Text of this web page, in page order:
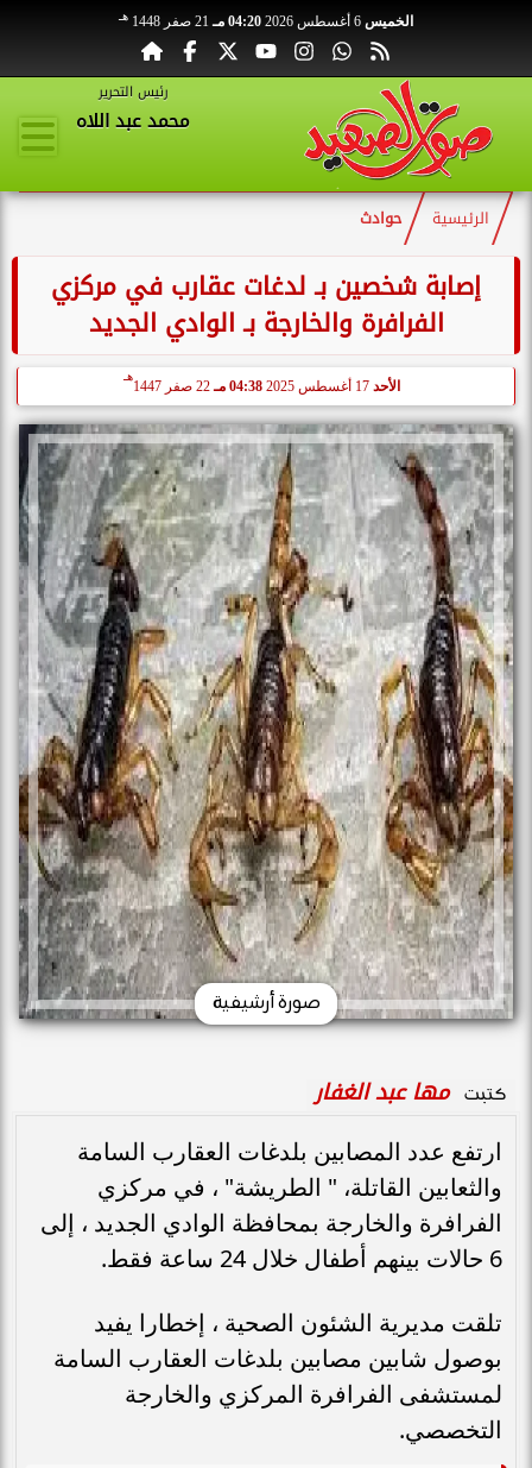
الخميس 04:20 مـ 21 صفر 1448 هـ
رئيس التحرير
محمد عبد اللاه
الرئيسية حوادث
إصابة شخصين بـ لدغات عقارب في مركزي
الفرافرة والخارجة بـ الوادي الجديد
الأحد 17 أغسطس 2025 04:38 مـ 22 صفر 1447
هـ
صورة أرشيفية
كتبت مها عبد الغفار
ارتفع عدد المصابين بلدغات العقارب السامة
والثعابين القاتلة، " الطريشة" ، في مركزي
الفرافرة والخارجة بمحافظة الوادي الجديد ، إلى
6 حالات بينهم أطفال خلال 24 ساعة فقط.
تلقت مديرية الشئون الصحية ، إخطارا يفيد
بوصول شابين مصابين بلدغات العقارب السامة
لمستشفى الفرافرة المركزي والخارجة
التخصصي.